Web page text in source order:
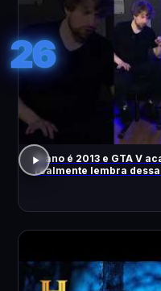
26
O ano é 2013 e GTA V
realmente lembra